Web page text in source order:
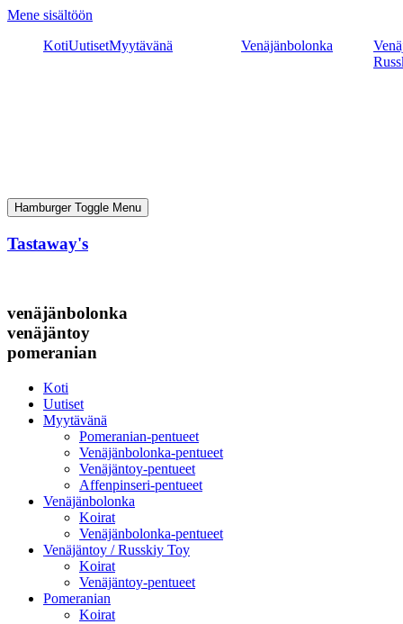
Mene sisältöön
KotiUutisetMyytävänä Venäjänbolonka
Hamburger Toggle Menu
Tastaway's
venäjänbolonka
venäjäntoy
pomeranian
Koti
Uutiset
Myytävänä
Pomeranian-pentueet
Venäjänbolonka-pentueet
Venäjäntoy-pentueet
Affenpinseri-pentueet
Venäjänbolonka
Koirat
Venäjänbolonka-pentueet
Venäjäntoy / Russkiy Toy
Koirat
Venäjäntoy-pentueet
Pomeranian
Koirat